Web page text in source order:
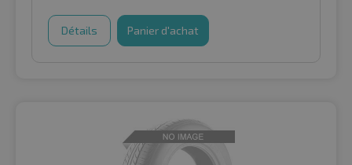
Détails Panier d'achat